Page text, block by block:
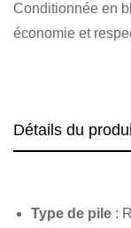
Conditionnée en
économie et
Détails du
Type de pile :